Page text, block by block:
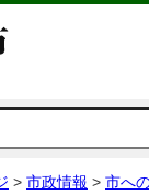
> 市政情報 > 市へ